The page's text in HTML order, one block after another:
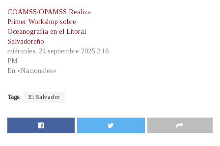
COAMSS/OPAMSS Realiza
Primer Workshop sobre
Oceanografía en el Litoral
Salvadoreño
miércoles, 24 septiembre 2025 2:16
PM
En «Nacionales»
Tags: El Salvador